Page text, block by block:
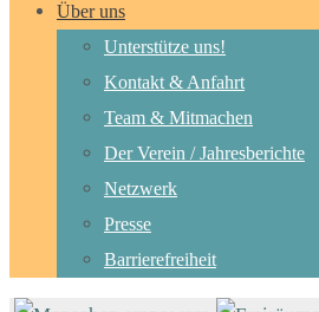
Über uns
Unterstütze uns!
Kontakt & Anfahrt
Team & Mitmachen
Der Verein / Jahresberichte
Netzwerk
Presse
Barrierefreiheit